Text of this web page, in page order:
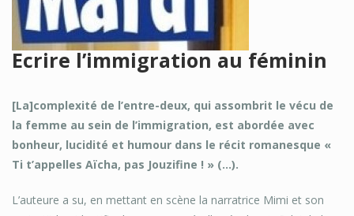
Ecrire l’immigration au féminin
[La]complexité de l’entre-deux, qui assombrit le vécu de
la femme au sein de l’immigration, est abordée avec
bonheur, lucidité et humour dans le récit romanesque «
Ti t’appelles Aïcha, pas Jouzifine ! » (...).
L’auteure a su, en mettant en scène la narratrice Mimi et son